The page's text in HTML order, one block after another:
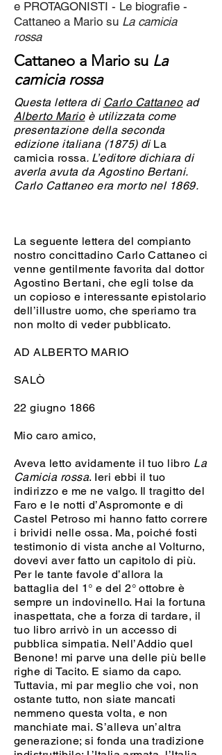
e PROTAGONISTI - Le biografie -
Cattaneo a Mario su La camicia
rossa
Cattaneo a Mario su La
camicia rossa
Questa lettera di Carlo Cattaneoad
Alberto Marioè utilizzata come
presentazione della seconda
edizione italiana (1875) di La
camicia rossa. L’editore dichiara di
averla avuta da Agostino Bertani.
Carlo Cattaneo era morto nel 1869.
La seguente lettera del compianto
nostro concittadino Carlo Cattaneo ci
venne gentilmente favorita dal dottor
Agostino Bertani, che egli tolse da
un copioso e interessante epistolario
dell’illustre uomo, che speriamo tra
non molto di veder pubblicato.
AD ALBERTO MARIO
SALÒ
22 giugno 1866
Mio caro amico,
Aveva letto avidamente il tuo libro La
Camicia rossa. Ieri ebbi il tuo
indirizzo e me ne valgo. Il tragitto del
Faro e le notti d’Aspromonte e di
Castel Petroso mi hanno fatto correre
i brividi nelle ossa. Ma, poiché fosti
testimonio di vista anche al Volturno,
dovevi aver fatto un capitolo di più.
Per le tante favole d’allora la
battaglia del 1° e del 2° ottobre è
sempre un indovinello. Hai la fortuna
inaspettata, che a forza di tardare, il
tuo libro arrivò in un accesso di
pubblica simpatia. Nell’Addio quel
Benone! mi parve una delle più belle
righe di Tacito. E siamo da capo.
Tuttavia, mi par meglio che voi, non
ostante tutto, non siate mancati
nemmeno questa volta, e non
manchiate mai. S’alleva un’altra
generazione; si fonda una tradizione